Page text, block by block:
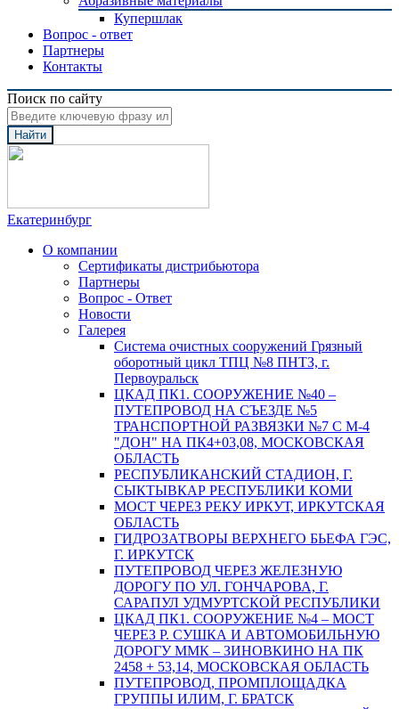
Купершлак
Вопрос - ответ
Партнеры
Контакты
Поиск по сайту
Найти
Екатеринбург
О компании
Сертификаты дистрибьютора
Партнеры
Вопрос - Ответ
Новости
Галерея
Система очистных сооружений Грязный
оборотный цикл ТПЦ №8 ПНТЗ, г.
Первоуральск
ЦКАД ПК1. СООРУЖЕНИЕ №40 –
ПУТЕПРОВОД НА СЪЕЗДЕ №5
ТРАНСПОРТНОЙ РАЗВЯЗКИ №7 С М-4
"ДОН" НА ПК4+03,08, МОСКОВСКАЯ
ОБЛАСТЬ
РЕСПУБЛИКАНСКИЙ СТАДИОН, Г.
СЫКТЫВКАР РЕСПУБЛИКИ КОМИ
МОСТ ЧЕРЕЗ РЕКУ ИРКУТ, ИРКУТСКАЯ
ОБЛАСТЬ
ГИДРОЗАТВОРЫ ВЕРХНЕГО БЬЕФА ГЭС,
Г. ИРКУТСК
ПУТЕПРОВОД ЧЕРЕЗ ЖЕЛЕЗНУЮ
ДОРОГУ ПО УЛ. ГОНЧАРОВА, Г.
САРАПУЛ УДМУРТСКОЙ РЕСПУБЛИКИ
ЦКАД ПК1. СООРУЖЕНИЕ №4 – МОСТ
ЧЕРЕЗ Р. СУШКА И АВТОМОБИЛЬНУЮ
ДОРОГУ ММК – ЗИНОВКИНО НА ПК
2458 + 53,14, МОСКОВСКАЯ ОБЛАСТЬ
ПУТЕПРОВОД, ПРОМПЛОЩАДКА
ГРУППЫ ИЛИМ, Г. БРАТСК